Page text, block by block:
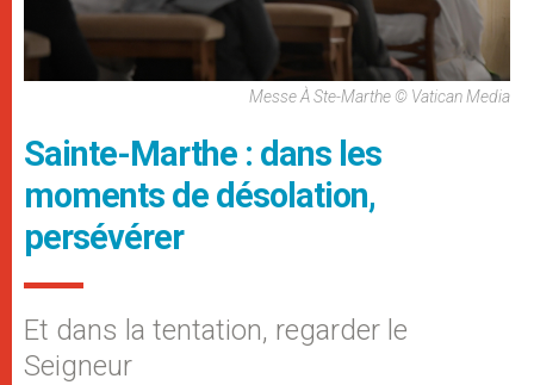
Messe À Ste-Marthe © Vatican Media
Sainte-Marthe : dans les
moments de désolation,
persévérer
Et dans la tentation, regarder le
Seigneur